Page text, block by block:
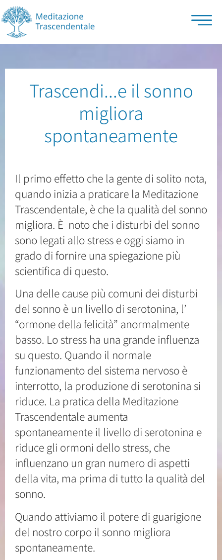
Trascendi...e il sonno
migliora
spontaneamente
Il primo effetto che la gente di solito nota,
quando inizia a praticare la Meditazione
Trascendentale, è che la qualità del sonno
migliora. È noto che i disturbi del sonno
sono legati allo stress e oggi siamo in
grado di fornire una spiegazione più
scientifica di questo.
Una delle cause più comuni dei disturbi
del sonno è un livello di serotonina, l’
“ormone della felicità” anormalmente
basso. Lo stress ha una grande influenza
su questo. Quando il normale
funzionamento del sistema nervoso è
interrotto, la produzione di serotonina si
riduce. La pratica della Meditazione
Trascendentale aumenta
spontaneamente il livello di serotonina e
riduce gli ormoni dello stress, che
influenzano un gran numero di aspetti
della vita, ma prima di tutto la qualità del
sonno.
Quando attiviamo il potere di guarigione
del nostro corpo il sonno migliora
spontaneamente.